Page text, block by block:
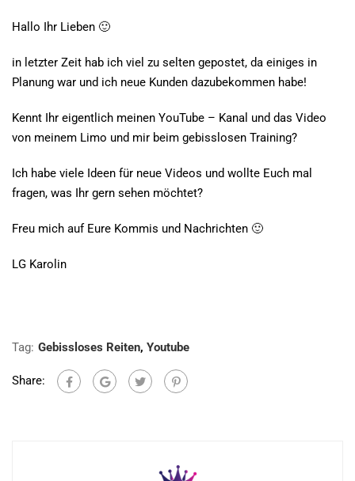
Hallo Ihr Lieben 🙂
in letzter Zeit hab ich viel zu selten gepostet, da einiges in
Planung war und ich neue Kunden dazubekommen habe!
Kennt Ihr eigentlich meinen YouTube – Kanal und das Video
von meinem Limo und mir beim gebisslosen Training?
Ich habe viele Ideen für neue Videos und wollte Euch mal
fragen, was Ihr gern sehen möchtet?
Freu mich auf Eure Kommis und Nachrichten 🙂
LG Karolin
Tag: Gebissloses Reiten, Youtube
Share: